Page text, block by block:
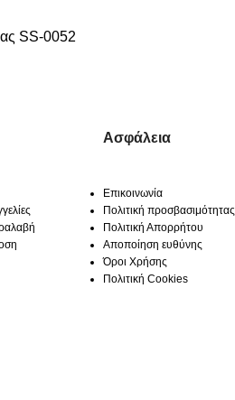
SS-0052
Ασφάλεια
Επικοινωνία
Πολιτική προσβασιμότητας
Πολιτική Απορρήτου
Αποποίηση ευθύνης
Όροι Χρήσης
Πολιτική Cookies